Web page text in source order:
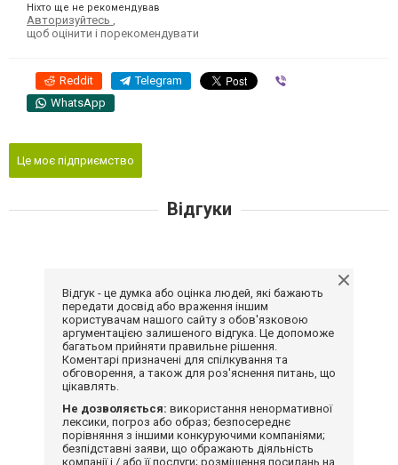
Ніхто ще не рекомендував
Авторизуйтесь
щоб оцінити і порекомендувати
Reddit Telegram
WhatsApp
Це моє підприємство
Відгуки
Відгук - це думка або оцінка людей, які бажають
передати досвід або враження іншим
користувачам нашого сайту з обов'язковою
аргументацією залишеного відгука. Це допоможе
багатьом прийняти правильне рішення.
Коментарі призначені для спілкування та
обговорення, а також для роз'яснення питань, що
цікавлять.
Не дозволяється: використання ненормативної
лексики, погроз або образ; безпосереднє
порівняння з іншими конкуруючими компаніями;
безпідставні заяви, що ображають діяльність
компанії і / або її послуги; розміщення посилань на